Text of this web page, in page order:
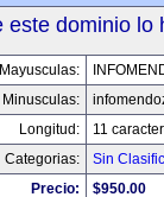
este dominio lo
Mayusculas:
Minusculas:
Longitud:
11
Categorias:
Sin
Precio:
$950.00